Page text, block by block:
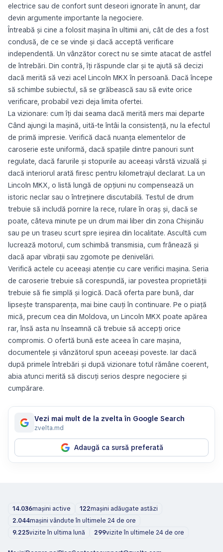
electrice sau de confort sunt deseori ignorate în anunț, dar
devin argumente importante la negociere.
Întreabă și cine a folosit mașina în ultimii ani, cât de des a fost
condusă, de ce se vinde și dacă acceptă verificare
independentă. Un vânzător corect nu se simte atacat de astfel
de întrebări. Din contră, îți răspunde clar și te ajută să decizi
dacă merită să vezi acel Lincoln MKX în persoană. Dacă începe
să schimbe subiectul, să se grăbească sau să evite orice
verificare, probabil vezi deja limita ofertei.
La vizionare: cum îți dai seama dacă merită mers mai departe
Când ajungi la mașină, uită-te întâi la consistență, nu la efectul
de primă impresie. Verifică dacă nuanța elementelor de
caroserie este uniformă, dacă spațiile dintre panouri sunt
regulate, dacă farurile și stopurile au aceeași vârstă vizuală și
dacă interiorul arată firesc pentru kilometrajul declarat. La un
Lincoln MKX, o listă lungă de opțiuni nu compensează un
istoric neclar sau o întreținere discutabilă. Testul de drum
trebuie să includă pornire la rece, rulare în oraș și, dacă se
poate, câteva minute pe un drum mai liber din zona Chișinău
sau pe un traseu scurt spre ieșirea din localitate. Ascultă cum
lucrează motorul, cum schimbă transmisia, cum frânează și
dacă apar vibrații sau zgomote pe denivelări.
Verifică actele cu aceeași atenție cu care verifici mașina. Seria
de caroserie trebuie să corespundă, iar povestea proprietății
trebuie să fie simplă și logică. Dacă oferta pare bună, dar
lipsește transparența, mai bine cauți în continuare. Pe o piață
mică, precum cea din Moldova, un Lincoln MKX poate apărea
rar, însă asta nu înseamnă că trebuie să accepți orice
compromis. O ofertă bună este aceea în care mașina,
documentele și vânzătorul spun aceeași poveste. Iar dacă
după primele întrebări și după vizionare totul rămâne coerent,
abia atunci merită să discuți serios despre negociere și
cumpărare.
Vezi mai mult de la zvelta în Google Search
zvelta.md
Adaugă ca sursă preferată
14.036mașini active 122mașini adăugate astăzi
2.044mașini vândute în ultimele 24 de ore
9.225vizite în ultima lună 299vizite în ultimele 24 de ore